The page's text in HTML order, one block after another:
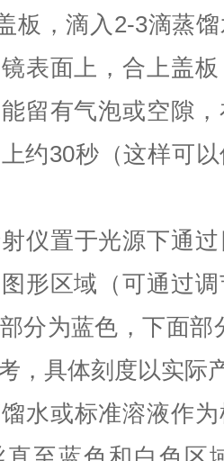
板，滴入 2-3滴蒸
表面上，合上盖
留有气泡或空隙
约30秒（这样可
仪置于光源下通
形区域（可通过
分为蓝色，下面部
，具体刻度以实际
水或标准溶液作